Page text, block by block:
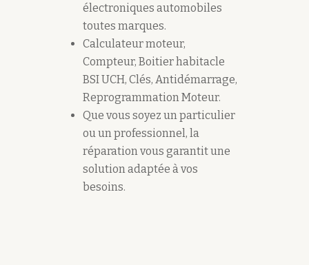
électroniques automobiles
toutes marques.
Calculateur moteur,
Compteur, Boitier habitacle
BSI UCH, Clés, Antidémarrage,
Reprogrammation Moteur.
Que vous soyez un particulier
ou un professionnel, la
réparation vous garantit une
solution adaptée à vos
besoins.